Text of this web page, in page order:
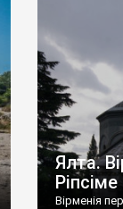
виробляє
легке біле
Ялта.
Ріпсіме
Вірменія